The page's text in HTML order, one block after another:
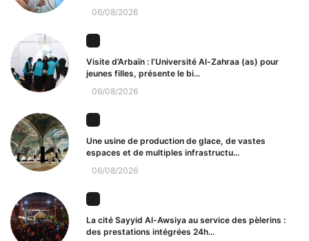
06/08/2026
Visite d’Arbaïn : l’Université Al-Zahraa (as) pour
jeunes filles, présente le bi...
06/08/2026
Une usine de production de glace, de vastes
espaces et de multiples infrastructu...
06/08/2026
La cité Sayyid Al-Awsiya au service des pèlerins :
des prestations intégrées 24h...